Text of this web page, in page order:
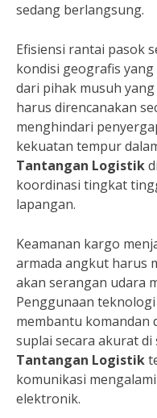
sedang berlangsung.
Efisiensi rantai pasok
kondisi geografis
dari pihak musuh
harus direncanakan
menghindari
kekuatan tempur
Tantangan Logistik
koordinasi tingkat
lapangan.
Keamanan kargo
armada angkut harus
akan serangan udara
Penggunaan
membantu komandan
suplai secara akurat
Tantangan Logistik
komunikasi
elektronik.